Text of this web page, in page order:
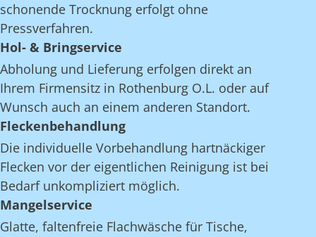
schonende Trocknung erfolgt ohne
Pressverfahren.
Hol- & Bringservice
Abholung und Lieferung erfolgen direkt an
Ihrem Firmensitz in Rothenburg O.L. oder auf
Wunsch auch an einem anderen Standort.
Fleckenbehandlung
Die individuelle Vorbehandlung hartnäckiger
Flecken vor der eigentlichen Reinigung ist bei
Bedarf unkompliziert möglich.
Mangelservice
Glatte, faltenfreie Flachwäsche für Tische,